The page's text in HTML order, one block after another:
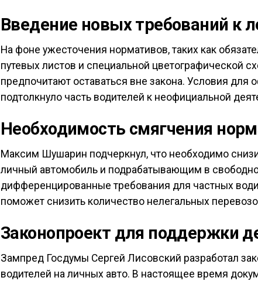
Введение новых требований к
На фоне ужесточения нормативов, таких как
путевых листов и специальной цветографической
предпочитают оставаться вне закона. Условия для
подтолкнуло часть водителей к неофициальной
Необходимость смягчения
Максим Шушарин подчеркнул, что необходимо
личный автомобиль и подрабатывающим в
дифференцированные требования для частных
поможет снизить количество нелегальных
Законопроект для поддержки
Зампред Госдумы Сергей Лисовский разработал
водителей на личных авто. В настоящее время